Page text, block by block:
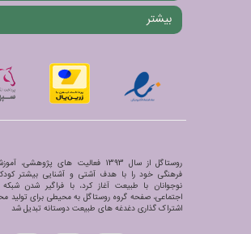
بیشتر
روستاگل از سال 1393 فعالیت های پژوهشی،
فرهنگی خود را با هدف آشتی و آشنایی بیشتر
نوجوانان با طبیعت آغاز کرد، با فراگیر شدن
اجتماعی، صفحه گروه روستاگل به محیطی برای تولید
اشتراک گذاری دغدغه های طبیعت دوستانه تبدیل شد